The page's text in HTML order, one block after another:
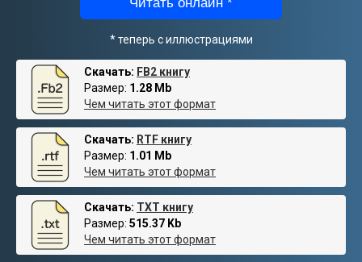
* теперь с иллюстрациями
Скачать: FB2 книгу
Размер: 1.28 Mb
Чем читать этот формат
Скачать: RTF книгу
Размер: 1.01 Mb
Чем читать этот формат
Скачать: TXT книгу
Размер: 515.37 Kb
Чем читать этот формат